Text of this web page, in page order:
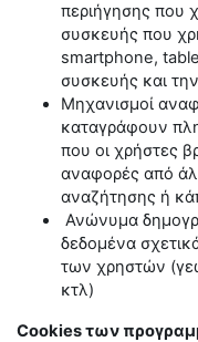
περιήγησης που
συσκευής που
smartphone,
συσκευής και
Μηχανισμοί
καταγράφουν
που οι χρήστες
αναφορές από
αναζήτησης ή
Ανώνυμα
δεδομένα
των χρηστών
κτλ)
Cookies των